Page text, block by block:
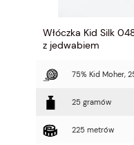
Włóczka Kid Silk
z jedwabiem
75% Kid Moher,
25 gramów
225 metrów